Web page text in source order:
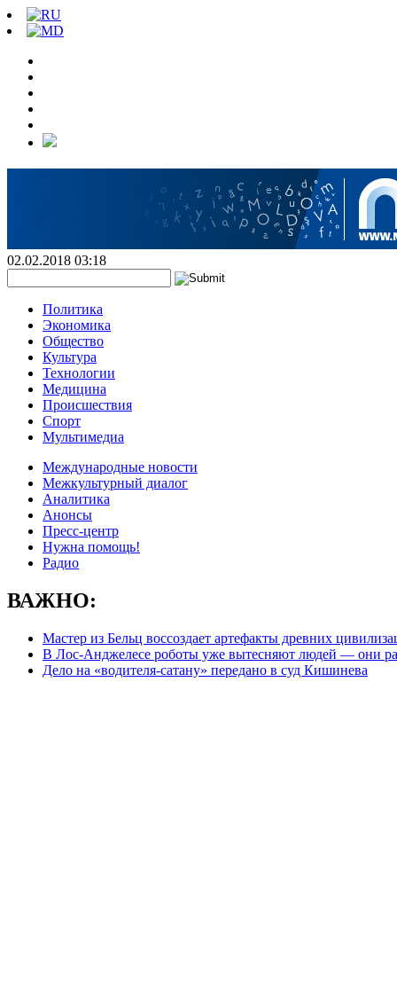
02.02.2018 03:18
Политика
Экономика
Общество
Культура
Технологии
Медицина
Происшествия
Спорт
Мультимедиа
Международные новости
Межкультурный диалог
Аналитика
Анонсы
Пресс-центр
Нужна помощь!
Радио
ВАЖНО:
Мастер из Бельц воссоздает артефакты древних
В Лос-Анджелесе роботы уже вытесняют людей — они
Дело на «водителя-сатану» передано в суд Кишинева